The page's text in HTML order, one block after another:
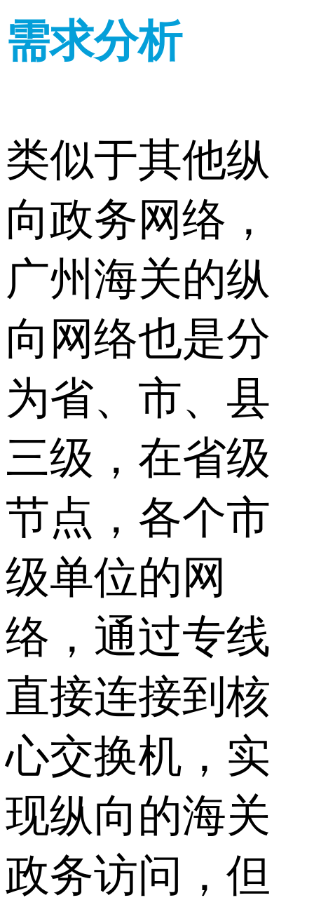
需求分析
类似于其他纵
向政务网络，
广州海关的纵
向网络也是分
为省、市、县
三级，在省级
节点，各个市
级单位的网
络，通过专线
直接连接到核
心交换机，实
现纵向的海关
政务访问，但